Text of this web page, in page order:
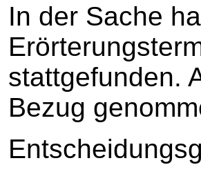
In der Sache
stattgefunden.
Bezug